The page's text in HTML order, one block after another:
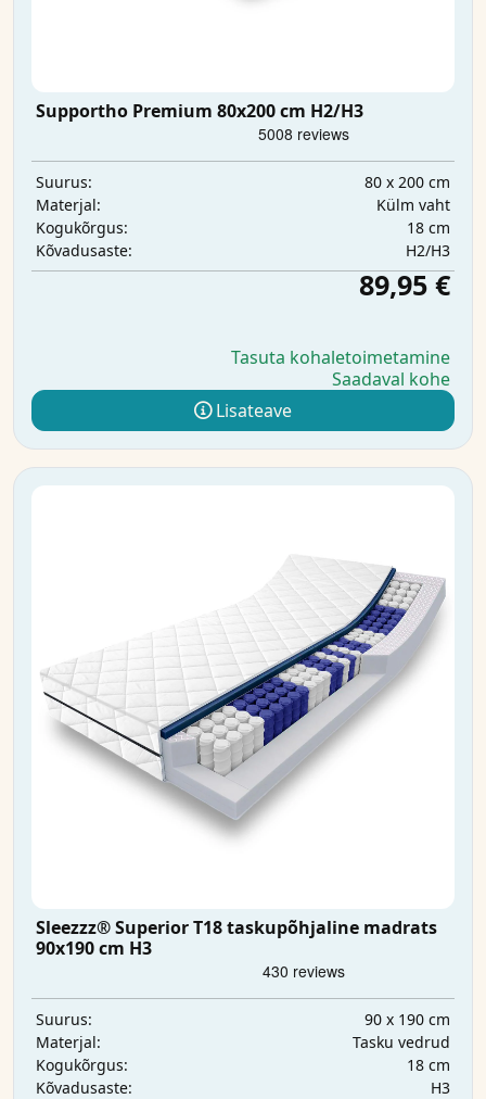
Supportho Premium 80x200 cm H2/H3
Suurus:
80 x 200 cm
Materjal:
Külm vaht
Kogukõrgus:
18 cm
Kõvadusaste:
H2/H3
89,95 €
Tasuta kohaletoimetamine
Saadaval kohe
Lisateave
Sleezzz® Superior T18 taskupõhjaline madrats
90x190 cm H3
Suurus:
90 x 190 cm
Materjal:
Tasku vedrud
Kogukõrgus:
18 cm
Kõvadusaste:
H3